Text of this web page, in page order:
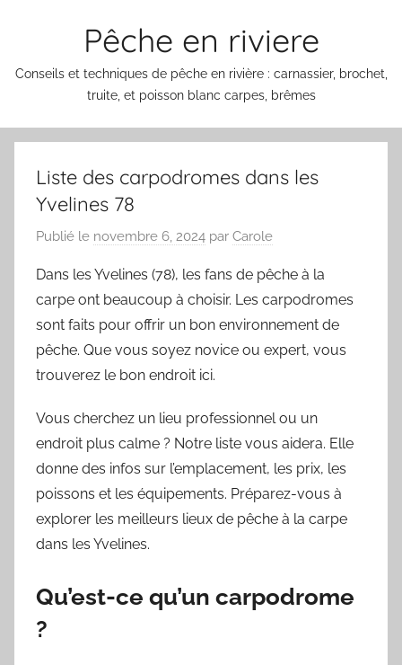
Pêche en riviere
Conseils et techniques de pêche en rivière : carnassier, brochet,
truite, et poisson blanc carpes, brêmes
Liste des carpodromes dans les
Yvelines 78
Publié le novembre 6, 2024 par Carole
Dans les Yvelines (78), les fans de pêche à la
carpe ont beaucoup à choisir. Les carpodromes
sont faits pour offrir un bon environnement de
pêche. Que vous soyez novice ou expert, vous
trouverez le bon endroit ici.
Vous cherchez un lieu professionnel ou un
endroit plus calme ? Notre liste vous aidera. Elle
donne des infos sur l’emplacement, les prix, les
poissons et les équipements. Préparez-vous à
explorer les meilleurs lieux de pêche à la carpe
dans les Yvelines.
Qu’est-ce qu’un carpodrome
?